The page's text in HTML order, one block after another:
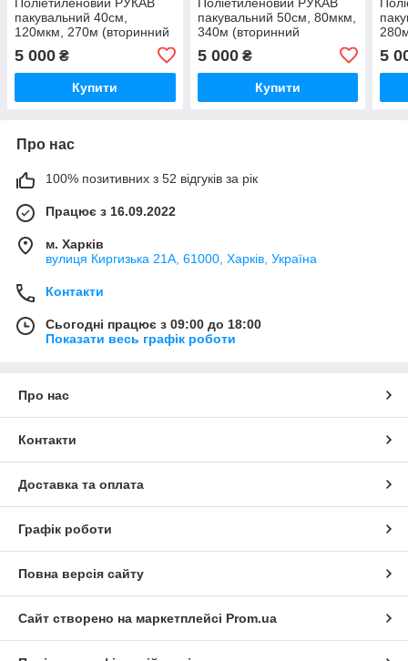
пакувальний 40см,
120мкм, 270м (вторинний
5 000 ₴
Купити
пакувальний 50см, 80мкм,
340м (вторинний
5 000₴
Купити
5
Про нас
100% позитивних з 52 відгуків за рік
Працює з 16.09.2022
м. Харків
вулиця Киргизька 21А, 61000, Харків, Україна
Контакти
Сьогодні працює з 09:00 до 18:00
Показати весь графік роботи
Про нас
Контакти
Доставка та оплата
Графік роботи
Повна версія сайту
Сайт створено на маркетплейсі Prom.ua